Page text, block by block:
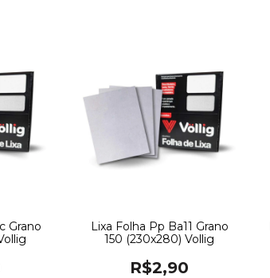
Grano
Lixa Folha Pp Ba11 Grano
150 (230x280) Vollig
R$2,90